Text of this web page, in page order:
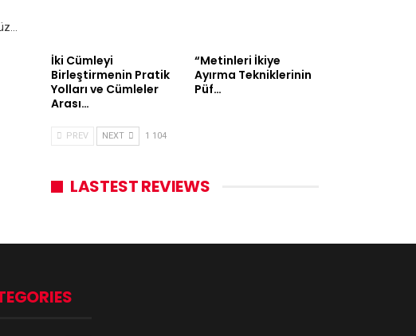
İki Cümleyi
Birleştirmenin Pratik
Yolları ve Cümleler
Arası…
“Metinleri İkiye
Ayırma Tekniklerinin
Püf…
PREV NEXT 1 104
LASTEST REVIEWS